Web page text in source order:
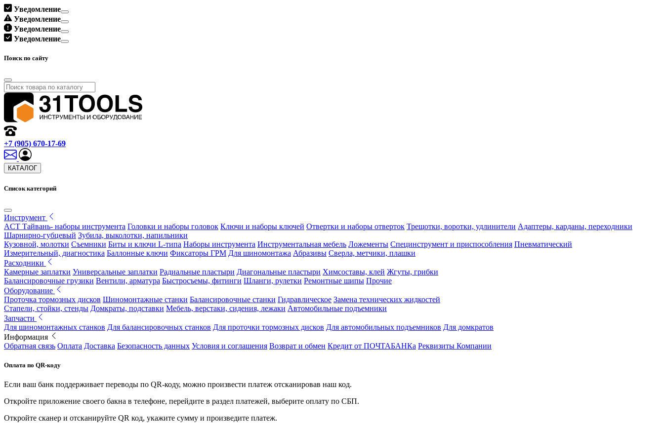
Уведомление
Уведомление
Уведомление
Уведомление
Поиск по сайту
+7 (905) 670-17-69
КАТАЛОГ
Список категорий
Инструмент
ACT Тайвань- наборы инструмента Головки и наборы головок Ключи и наборы ключей Отвертки и наборы отверток Трещотки, воротки, удлинители Адаптеры, карданы, переходники
Шарнирно-губцевый Зубила, выколотки, напильники
Кузовной, молотки Съемники Биты и ключи L-типа Наборы инструмента Инструментальная мебель Ложементы Специнструмент и приспособления Пневматический
Измерительный, диагностика Баллонные ключи Фиксаторы ГРМ Для шиномонтажа Абразивы Сверла, метчики, плашки
Расходники
Камерные заплатки Универсальные заплатки Радиальные пластыри Диагональные пластыри Химсоставы, клей Жгуты, грибки
Балансировочные грузики Вентили, арматура Быстросъемы, фитинги Шланги, рулетки Ремонтные шипы Прочие
Оборудование
Проточка тормозных дисков Шиномонтажные станки Балансировочные станки Гидравлическое Замена технических жидкостей
Стапели, стойки, стенды Домкраты, подставки Мебель, верстаки, сидения, лежаки Автомобильные подъемники
Запчасти
Для шиномонтажных станков Для балансировочных станков Для проточки тормозных дисков Для автомобильных подъемников Для домкратов
Информация
Обратная связь Оплата Доставка Безопасность данных Условия и соглашения Возврат и обмен Кредит от ПОЧТАБАНКа Реквизиты Компании
Оплата по QR-коду
Если ваш банк поддерживает переводы по QR-коду, можно произвести платеж отсканировав наш код.
Откройте приложение своего бакна в телефоне, перейдите в раздел платежей, выберите оплату по СБП.
Откройте сканер и отсканируйте QR код, укажите сумму и произведите платеж.